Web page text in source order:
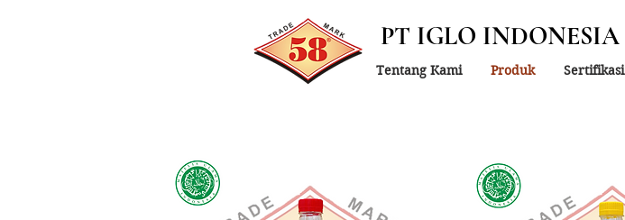
Tentang Kami Produk Sertifikasi
PT IGLO INDONESIA